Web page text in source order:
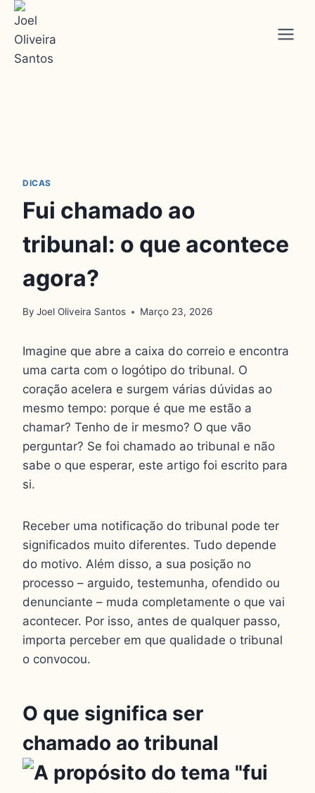
DICAS
Fui chamado ao
tribunal: o que acontece
agora?
By Joel Oliveira Santos Março 23, 2026
Imagine que abre a caixa do correio e encontra
uma carta com o logótipo do tribunal. O
coração acelera e surgem várias dúvidas ao
mesmo tempo: porque é que me estão a
chamar? Tenho de ir mesmo? O que vão
perguntar? Se foi chamado ao tribunal e não
sabe o que esperar, este artigo foi escrito para
si.
Receber uma notificação do tribunal pode ter
significados muito diferentes. Tudo depende
do motivo. Além disso, a sua posição no
processo – arguido, testemunha, ofendido ou
denunciante – muda completamente o que vai
acontecer. Por isso, antes de qualquer passo,
importa perceber em que qualidade o tribunal
o convocou.
O que significa ser
chamado ao tribunal